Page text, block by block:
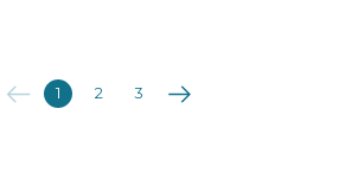
Anterioara
1 2 3 Următoarea